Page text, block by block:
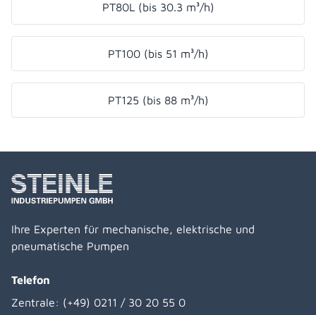
PT80L (bis 30.3 m³/h)
PT100 (bis 51 m³/h)
PT125 (bis 88 m³/h)
Ihre Experten für mechanische, elektrische und
pneumatische Pumpen
Telefon
Zentrale: (+49) 0211 / 30 20 55 0